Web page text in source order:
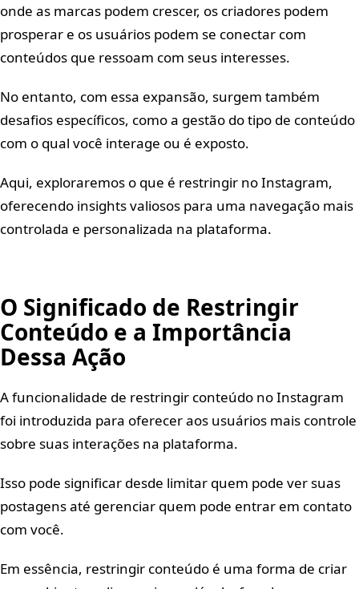
onde as marcas podem crescer, os criadores podem
prosperar e os usuários podem se conectar com
conteúdos que ressoam com seus interesses.
No entanto, com essa expansão, surgem também
desafios específicos, como a gestão do tipo de conteúdo
com o qual você interage ou é exposto.
Aqui, exploraremos o que é restringir no Instagram,
oferecendo insights valiosos para uma navegação mais
controlada e personalizada na plataforma.
O Significado de Restringir
Conteúdo e a Importância
Dessa Ação
A funcionalidade de restringir conteúdo no Instagram
foi introduzida para oferecer aos usuários mais controle
sobre suas interações na plataforma.
Isso pode significar desde limitar quem pode ver suas
postagens até gerenciar quem pode entrar em contato
com você.
Em essência, restringir conteúdo é uma forma de criar